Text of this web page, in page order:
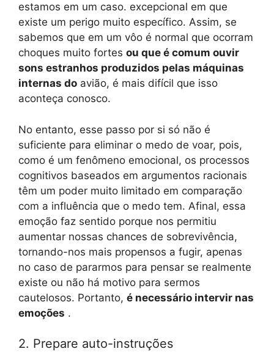
estamos em um caso. excepcional em que
existe um perigo muito específico. Assim, se
sabemos que em um vôo é normal que ocorram
choques muito fortes ou que é comum ouvir
sons estranhos produzidos pelas máquinas
internas do avião, é mais difícil que isso
aconteça conosco.
No entanto, esse passo por si só não é
suficiente para eliminar o medo de voar, pois,
como é um fenômeno emocional, os processos
cognitivos baseados em argumentos racionais
têm um poder muito limitado em comparação
com a influência que o medo tem. Afinal, essa
emoção faz sentido porque nos permitiu
aumentar nossas chances de sobrevivência,
tornando-nos mais propensos a fugir, apenas
no caso de pararmos para pensar se realmente
existe ou não há motivo para sermos
cautelosos. Portanto, é necessário intervir nas
emoções .
2. Prepare auto-instruções